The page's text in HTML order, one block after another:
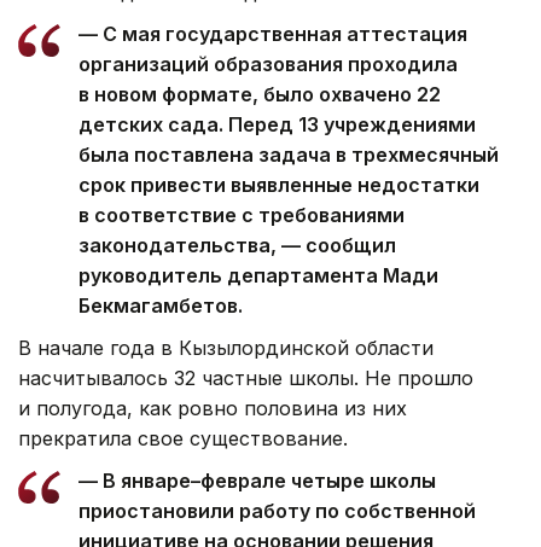
— С мая государственная аттестация
организаций образования проходила
в новом формате, было охвачено 22
детских сада. Перед 13 учреждениями
была поставлена задача в трехмесячный
срок привести выявленные недостатки
в соответствие с требованиями
законодательства, — сообщил
руководитель департамента Мади
Бекмагамбетов.
В начале года в Кызылординской области
насчитывалось 32 частные школы. Не прошло
и полугода, как ровно половина из них
прекратила свое существование.
— В январе–феврале четыре школы
приостановили работу по собственной
инициативе на основании решения